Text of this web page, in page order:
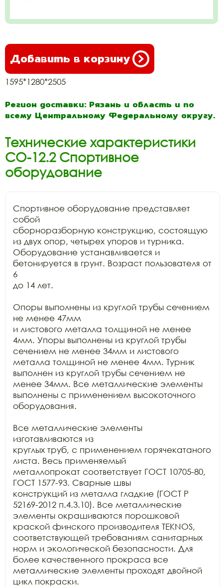
Добавить в корзину
1595*1280*2505
Регион доставки: Рязань и область и по
всему Центральному Федеральному округу.
Технические характеристики
СО-12.2 Спортивное
оборудование
Спортивное оборудование представляет
собой
сборноразборную конструкцию, состоящую
из двух опор, четырех упоров и турника.
Оборудование устанавливается и
бетонируется в грунт. Возраст пользователя от
6
до 14 лет.
Опоры выполнены из круглой трубы сечением
не менее 47мм
и листового металла толщиной не менее
4мм. Упоры выполнены из круглой трубы
сечением не менее 34мм и листового
металла толщиной не менее 4мм. Турник
выполнен из круглой трубы сечением не
менее 34мм. Все металлические элементы
выполнены с применением высокоточного
оборудования.
Все металлические элементы
изготавливаются из
круглых труб, с применением горячекатаного
листа. Весь применяемый
металлопрокат соответствует ГОСТ 10705-80,
ГОСТ 1577-93. Сварные швы
конструкций из металла гладкие (ГОСТ Р
52169-2012 п.4.3.10). Все металлические
элементы окрашиваются порошковой
краской финского производителя TEKNOS,
соответствующей требованиям санитарных
норм и экологической безопасности. Для
более качественного прокраса все
металлические элементы проходят двойной
цикл покраски.